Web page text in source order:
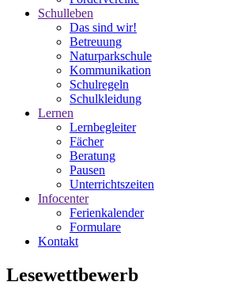
Schulleben
Das sind wir!
Betreuung
Naturparkschule
Kommunikation
Schulregeln
Schulkleidung
Lernen
Lernbegleiter
Fächer
Beratung
Pausen
Unterrichtszeiten
Infocenter
Ferienkalender
Formulare
Kontakt
Lesewettbewerb